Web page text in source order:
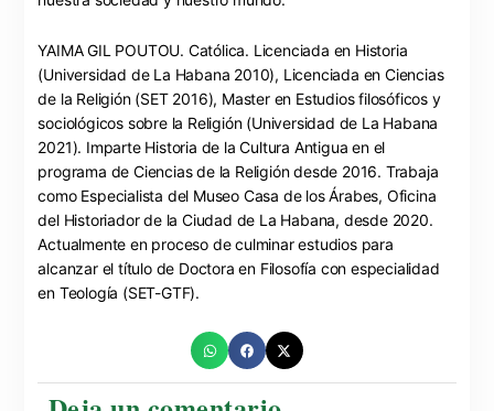
YAIMA GIL POUTOU. Católica. Licenciada en Historia
(Universidad de La Habana 2010), Licenciada en Ciencias
de la Religión (SET 2016), Master en Estudios filosóficos y
sociológicos sobre la Religión (Universidad de La Habana
2021). Imparte Historia de la Cultura Antigua en el
programa de Ciencias de la Religión desde 2016. Trabaja
como Especialista del Museo Casa de los Árabes, Oficina
del Historiador de la Ciudad de La Habana, desde 2020.
Actualmente en proceso de culminar estudios para
alcanzar el título de Doctora en Filosofía con especialidad
en Teología (SET-GTF).